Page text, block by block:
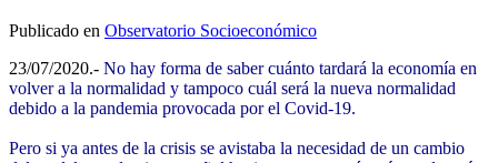
Publicado en Observatorio Socioeconómico
23/07/2020.- No hay forma de saber cuánto tardará la economía en
volver a la normalidad y tampoco cuál será la nueva normalidad
debido a la pandemia provocada por el Covid-19.
Pero si ya antes de la crisis se avistaba la necesidad de un cambio